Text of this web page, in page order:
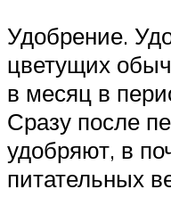
Удобрение.
цветущих
в месяц в
Сразу после
удобряют, в
питательных